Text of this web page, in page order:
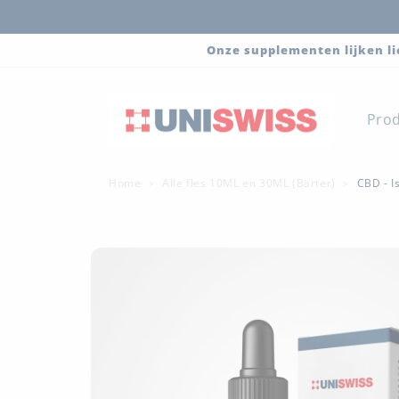
content
Onze supplementen lijken
Home Alle fles 10ML en 30ML (Barter) CBD -